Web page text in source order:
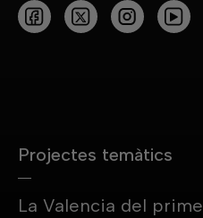
Projectes temàtics
La Valencia del